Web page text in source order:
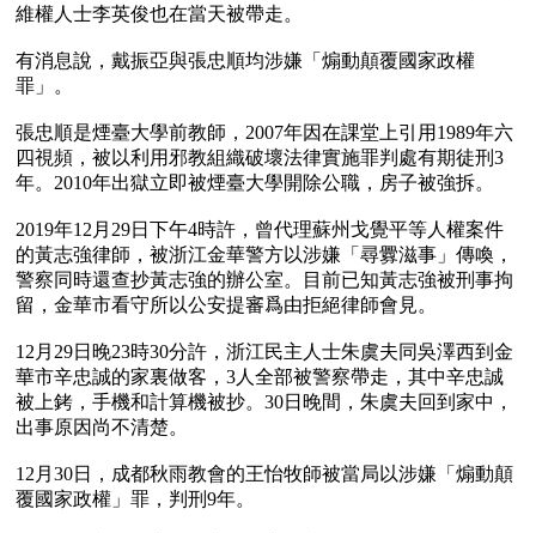
維權人士李英俊也在當天被帶走。
有消息說，戴振亞與張忠順均涉嫌「煽動顛覆國家政權
罪」。
張忠順是煙臺大學前教師，2007年因在課堂上引用1989年六
四視頻，被以利用邪教組織破壞法律實施罪判處有期徒刑3
年。2010年出獄立即被煙臺大學開除公職，房子被強拆。
2019年12月29日下午4時許，曾代理蘇州戈覺平等人權案件
的黃志強律師，被浙江金華警方以涉嫌「尋釁滋事」傳喚，
警察同時還查抄黃志強的辦公室。目前已知黃志強被刑事拘
留，金華市看守所以公安提審爲由拒絕律師會見。
12月29日晚23時30分許，浙江民主人士朱虞夫同吳澤西到金
華市辛忠誠的家裏做客，3人全部被警察帶走，其中辛忠誠
被上銬，手機和計算機被抄。30日晚間，朱虞夫回到家中，
出事原因尚不清楚。
12月30日，成都秋雨教會的王怡牧師被當局以涉嫌「煽動顛
覆國家政權」罪，判刑9年。